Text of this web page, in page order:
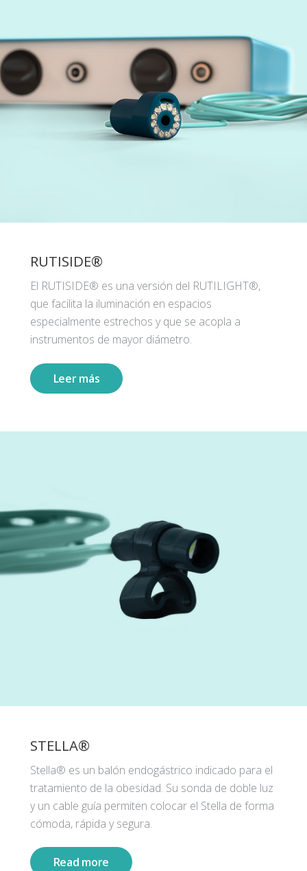
RUTISIDE®
El RUTISIDE® es una versión del RUTILIGHT®,
que facilita la iluminación en espacios
especialmente estrechos y que se acopla a
instrumentos de mayor diámetro.
Leer más
STELLA®
Stella® es un balón endogástrico indicado para el
tratamiento de la obesidad. Su sonda de doble luz
y un cable guía permiten colocar el Stella de forma
cómoda, rápida y segura.
Read more